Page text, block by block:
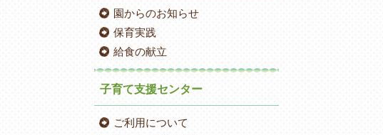
園からのお知らせ
保育実践
給食の献立
子育て支援センター
ご利用について